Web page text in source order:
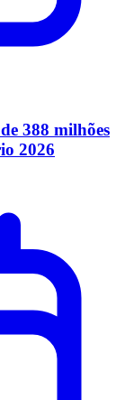
388 milhões
2026